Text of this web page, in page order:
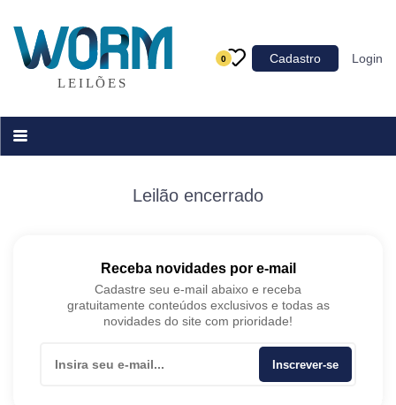
0 Cadastro Login
Categoria
Acessórios para Veículos
Máquinas
Leilão encerrado
Receba novidades por e-mail
Cadastre seu e-mail abaixo e receba
gratuitamente conteúdos exclusivos e todas as
novidades do site com prioridade!
Inscrever-se